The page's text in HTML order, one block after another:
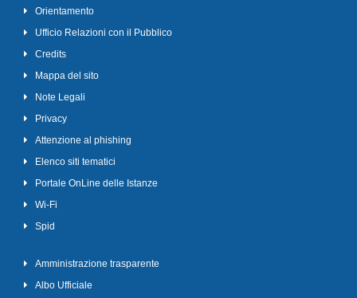
Orientamento
Ufficio Relazioni con il Pubblico
Credits
Mappa del sito
Note Legali
Privacy
Attenzione al phishing
Elenco siti tematici
Portale OnLine delle Istanze
Wi-Fi
Spid
Amministrazione trasparente
Albo Ufficiale